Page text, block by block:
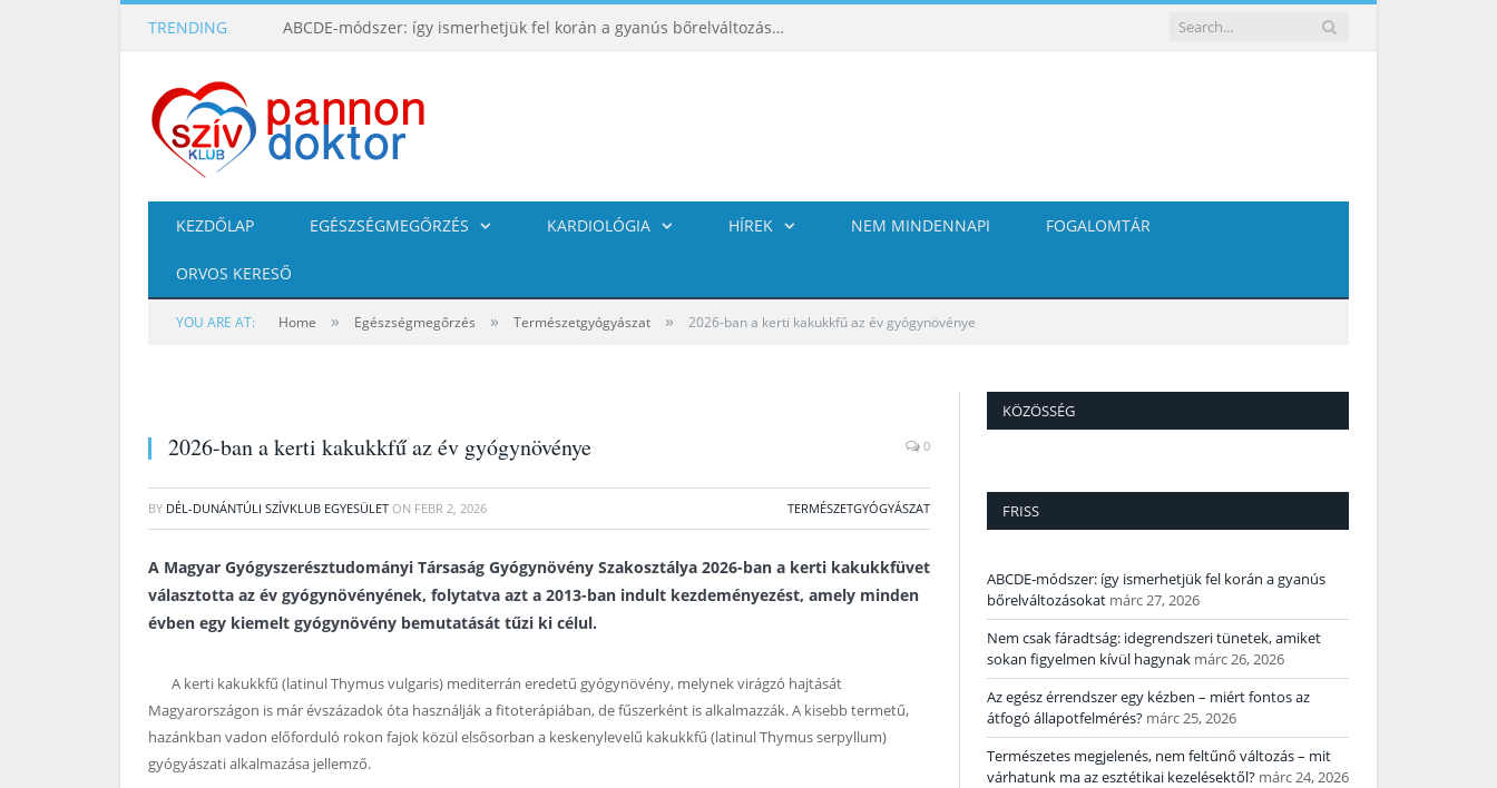
TRENDING ABCDE‑módszer: így ismerhetjük fel korán a gyanús bőrelváltozásokat
KEZDŐLAP EGÉSZSÉGMEGŐRZÉS KARDIOLÓGIA HÍREK NEM MINDENNAPI FOGALOMTÁR
ORVOS KERESŐ
YOU ARE AT: Home » Egészségmegőrzés » Természetgyógyászat » 2026-ban a kerti kakukkfű az év gyógynövénye
2026-ban a kerti kakukkfű az év gyógynövénye 0
BY DÉL-DUNÁNTÚLI SZÍVKLUB EGYESÜLET ON FEBR 2, 2026 TERMÉSZETGYÓGYÁSZAT
A Magyar Gyógyszerésztudományi Társaság Gyógynövény Szakosztálya 2026-ban a kerti kakukkfüvet
választotta az év gyógynövényének, folytatva azt a 2013-ban indult kezdeményezést, amely minden
évben egy kiemelt gyógynövény bemutatását tűzi ki célul.
A kerti kakukkfű (latinul Thymus vulgaris) mediterrán eredetű gyógynövény, melynek virágzó hajtását
Magyarországon is már évszázadok óta használják a fitoterápiában, de fűszerként is alkalmazzák. A kisebb termetű,
hazánkban vadon előforduló rokon fajok közül elsősorban a keskenylevelű kakukkfű (latinul Thymus serpyllum)
gyógyászati alkalmazása jellemző.
KÖZÖSSÉG
FRISS
ABCDE‑módszer: így ismerhetjük fel korán a gyanús
bőrelváltozásokat márc 27, 2026
Nem csak fáradtság: idegrendszeri tünetek, amiket
sokan figyelmen kívül hagynak márc 26, 2026
Az egész érrendszer egy kézben – miért fontos az
átfogó állapotfelmérés? márc 25, 2026
Természetes megjelenés, nem feltűnő változás – mit
várhatunk ma az esztétikai kezelésektől? márc 24, 2026